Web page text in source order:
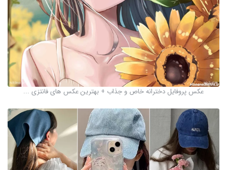
عکس پروفایل دخترانه خاص و جذاب + بهترین عکس های فانتزی ...